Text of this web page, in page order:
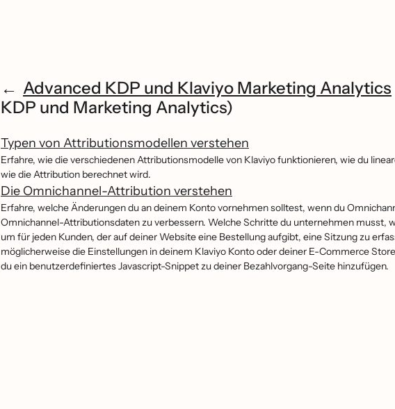
Advanced KDP und Klaviyo Marketing Analytics
KDP und Marketing Analytics)
Typen von Attributionsmodellen verstehen
Erfahre, wie die verschiedenen Attributionsmodelle von Klaviyo funktionieren, wie du
wie die Attribution berechnet wird.
Die Omnichannel-Attribution verstehen
Erfahre, welche Änderungen du an deinem Konto vornehmen solltest, wenn du
Omnichannel-Attributionsdaten zu verbessern. Welche Schritte du unternehmen musst,
um für jeden Kunden, der auf deiner Website eine Bestellung aufgibt, eine Sitzung zu
möglicherweise die Einstellungen in deinem Klaviyo Konto oder deiner E-Commerce
du ein benutzerdefiniertes Javascript-Snippet zu deiner Bezahlvorgang-Seite hinzufügen.